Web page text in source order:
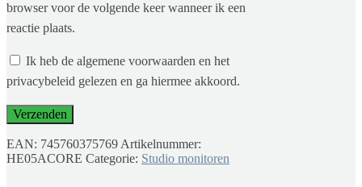
browser voor de volgende keer wanneer ik een
reactie plaats.
Ik heb de algemene voorwaarden en het
privacybeleid gelezen en ga hiermee akkoord.
EAN: 745760375769Artikelnummer:
HE05ACORE Categorie: Studio monitoren